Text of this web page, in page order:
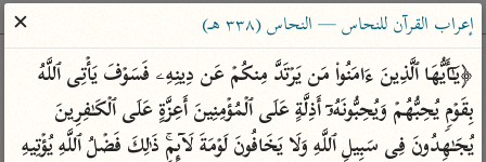
ساهم معنا في نشر القرآن والعلم الشرعي
الباحث القرآني
بحث تفسير علوم مصاحف معاجم
إعراب القرآن للنحاس — النحاس (٣٣٨ هـ)
✕